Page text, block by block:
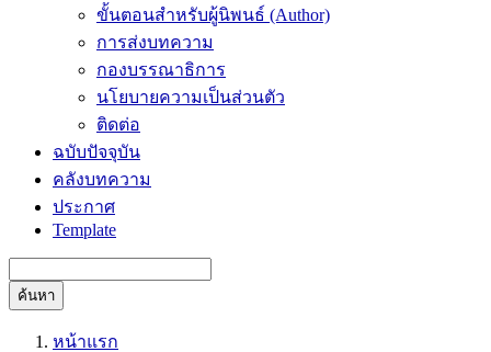
ขั้นตอนสำหรับผู้นิพนธ์ (Author)
การส่งบทความ
กองบรรณาธิการ
นโยบายความเป็นส่วนตัว
ติดต่อ
ฉบับปัจจุบัน
คลังบทความ
ประกาศ
Template
ค้นหา
หน้าแรก